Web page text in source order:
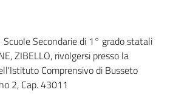
Secondarie di 1° grado statali
ZIBELLO, rivolgersi presso la
Comprensivo di Busseto
2, Cap. 43011